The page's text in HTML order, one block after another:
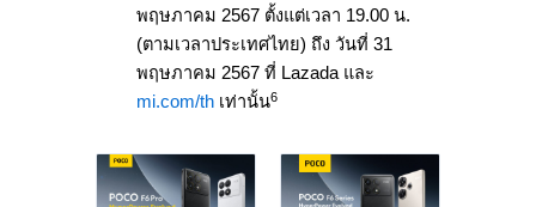
พฤษภาคม 2567 ตั้งแต่เวลา 19.00 น.
(ตามเวลาประเทศไทย) ถึง วันที่ 31
พฤษภาคม 2567 ที่ Lazada และ
mi.com/thเท่านั้น6